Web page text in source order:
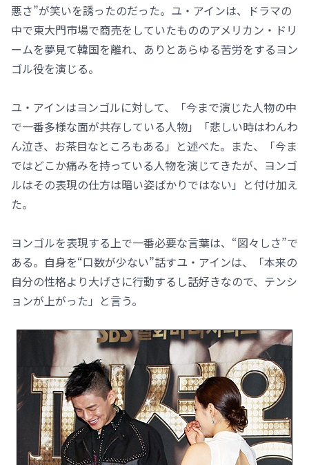
悪さ”が笑いを誘ったのだった。ユ・アインは、ドラマの
中で東大門市場で商売をしていたもののアメリカン・ドリ
ームを夢見て韓国を離れ、ありとあらゆる苦労をするヨン
ゴル役を演じる。
ユ・アインはヨンゴルに対して、「今まで演じた人物の中
で一番多様な面が共存している人物」「悲しい時はわんわ
ん泣き、お茶目なところもある」と述べた。また、「今ま
ではどこか痛みを持っている人物を演じてきたが、ヨンゴ
ルはその表現の仕方は暗い姿ばかりではない」と付け加え
た。
ヨンゴルを表現する上で一番必要な言葉は、“図々しさ”で
ある。自身を“口数が少ない”話すユ・アインは、「本来の
自分の性格より大げさに行動するし話好きなので、テンシ
ョンが上がった」と言う。